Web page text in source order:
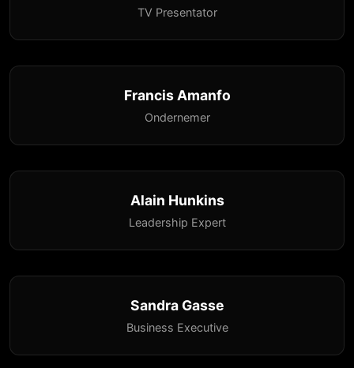
TV Presentator
Francis Amanfo
Ondernemer
Alain Hunkins
Leadership Expert
Sandra Gasse
Business Executive